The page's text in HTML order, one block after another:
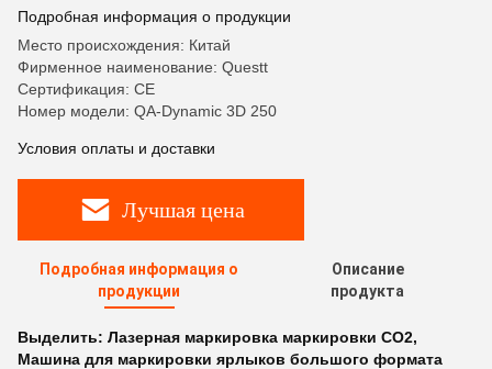
Подробная информация о продукции
Место происхождения: Китай
Фирменное наименование: Questt
Сертификация: CE
Номер модели: QA-Dynamic 3D 250
Условия оплаты и доставки
Лучшая цена
Подробная информация о
продукции
Описание
продукта
Выделить: Лазерная маркировка маркировки CO2,
Машина для маркировки ярлыков большого формата